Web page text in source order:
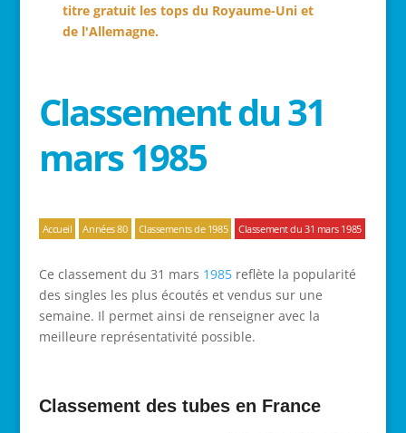
titre gratuit les tops du Royaume-Uni et
de l'Allemagne.
Classement du 31
mars 1985
Accueil Années 80 Classements de 1985 Classement du 31 mars 1985
Ce classement du 31 mars 1985reflète la popularité
des singles les plus écoutés et vendus sur une
semaine. Il permet ainsi de renseigner avec la
meilleure représentativité possible.
Classement des tubes en France